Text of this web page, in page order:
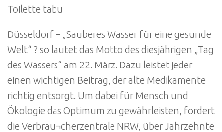
Toilette tabu
Düsseldorf – „Sauberes Wasser für eine gesunde
Welt“ ? so lautet das Motto des diesjährigen „Tag
des Wassers“ am 22. März. Dazu leistet jeder
einen wichtigen Beitrag, der alte Medikamente
richtig entsorgt. Um dabei für Mensch und
Ökologie das Optimum zu gewährleisten, fordert
die Verbrau¬cherzentrale NRW, über Jahrzehnte